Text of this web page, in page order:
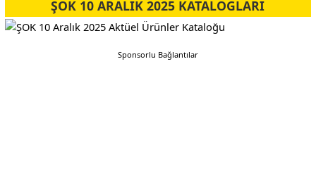
ŞOK 10 ARALIK 2025 KATALOGLARI
Sponsorlu Bağlantılar